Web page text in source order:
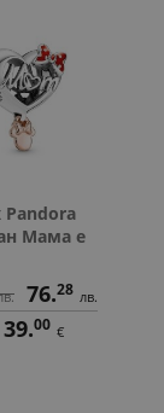
Pandora
Мама е
76.28 лв.
39.00 €